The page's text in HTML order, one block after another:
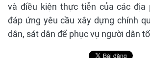
và điều kiện thực tiễn của các địa
đáp ứng yêu cầu xây dựng chính
dân, sát dân để phục vụ người dân